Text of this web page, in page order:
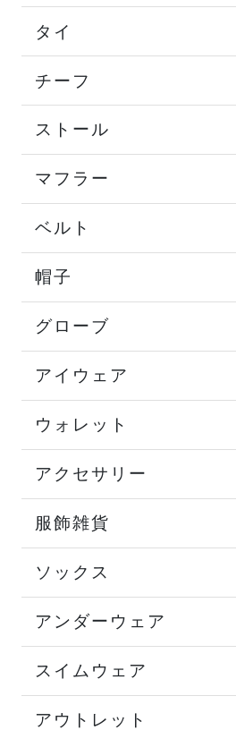
タイ
チーフ
ストール
マフラー
ベルト
帽子
グローブ
アイウェア
ウォレット
アクセサリー
服飾雑貨
ソックス
アンダーウェア
スイムウェア
アウトレット